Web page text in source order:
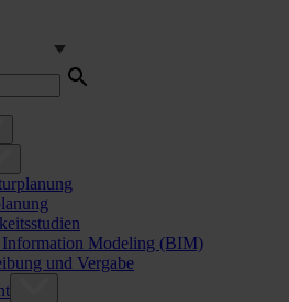
Modeling (BIM)
und Vergabe